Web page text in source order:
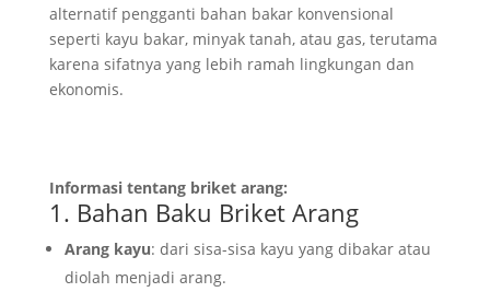
alternatif pengganti bahan bakar konvensional
seperti kayu bakar, minyak tanah, atau gas, terutama
karena sifatnya yang lebih ramah lingkungan dan
ekonomis.
Informasi tentang briket arang:
1. Bahan Baku Briket Arang
Arang kayu: dari sisa-sisa kayu yang dibakar atau
diolah menjadi arang.